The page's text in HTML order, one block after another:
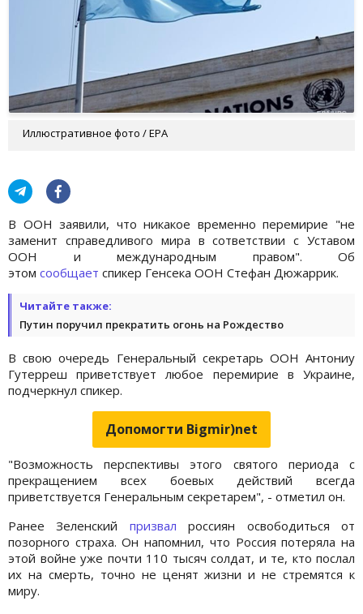
Иллюстративное фото / EPA
В ООН заявили, что никакое временно перемирие "не
заменит справедливого мира в сответствии с Уставом
ООН и международным правом". Об
этом сообщает спикер Генсека ООН Стефан Дюжаррик.
Читайте также:
Путин поручил прекратить огонь на Рождество
В свою очередь Генеральный секретарь ООН Антониу
Гутерреш приветствует любое перемирие в Украине,
подчеркнул спикер.
Допомогти Bigmir)net
"Возможность перспективы этого святого периода с
прекращением всех боевых действий всегда
приветствуется Генеральным секретарем", - отметил он.
Ранее Зеленский призвал россиян освободиться от
позорного страха. Он напомнил, что Россия потеряла на
этой войне уже почти 110 тысяч солдат, и те, кто послал
их на смерть, точно не ценят жизни и не стремятся к
миру.